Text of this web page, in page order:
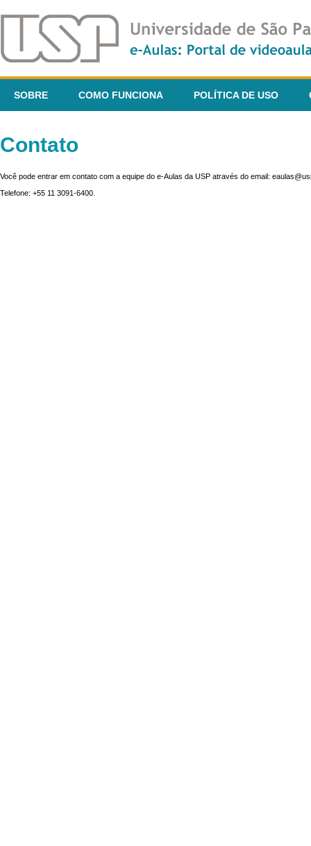
SOBRE COMO FUNCIONA POLÍTICA DE USO
Contato
Você pode entrar em contato com a equipe do e-Aulas da USP através do email:
Telefone: +55 11 3091-6400.